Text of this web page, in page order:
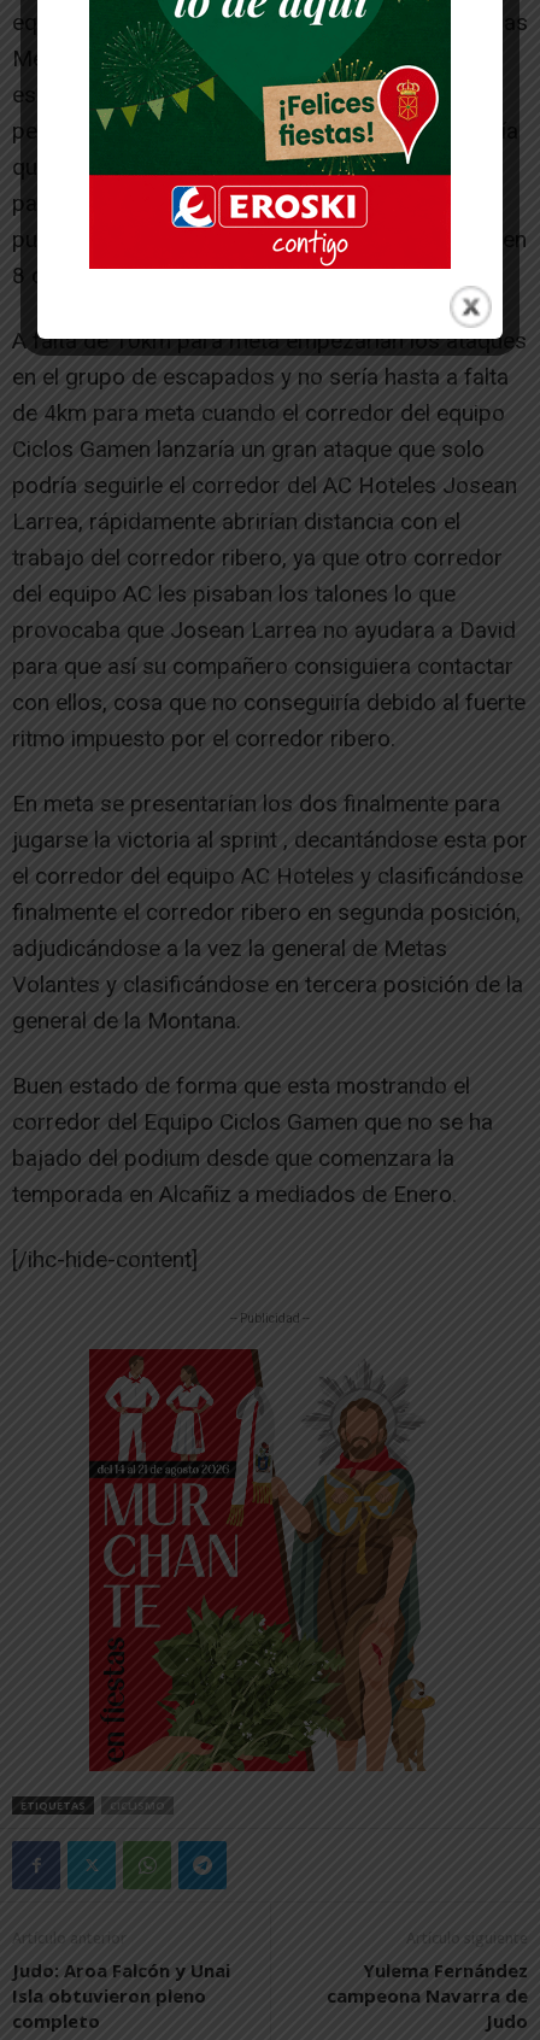
equipo Ciclos Gamen conseguiría puntuar en varias
Metas volantes presentándose este grupo de
escapados en el ultimo puerto puntuable con el
pelotón recortándoles distancia, lo que provocaría
que el grupo de escapados aumentaran el ritmo
para intentar mantener la fuga. Al coronar este
puerto el grupo de escapados se viera reducido en
8 corredores.
A falta de 10km para meta empezarían los ataques
en el grupo de escapados y no sería hasta a falta
de 4km para meta cuando el corredor del equipo
Ciclos Gamen lanzaría un gran ataque que solo
podría seguirle el corredor del AC Hoteles Josean
Larrea, rápidamente abrirían distancia con el
trabajo del corredor ribero, ya que otro corredor
del equipo AC les pisaban los talones lo que
provocaba que Josean Larrea no ayudara a David
para que así su compañero consiguiera contactar
con ellos, cosa que no conseguiría debido al fuerte
ritmo impuesto por el corredor ribero.
En meta se presentarían los dos finalmente para
jugarse la victoria al sprint , decantándose esta por
el corredor del equipo AC Hoteles y clasificándose
finalmente el corredor ribero en segunda posición,
adjudicándose a la vez la general de Metas
Volantes y clasificándose en tercera posición de la
general de la Montana.
Buen estado de forma que esta mostrando el
corredor del Equipo Ciclos Gamen que no se ha
bajado del podium desde que comenzara la
temporada en Alcañiz a mediados de Enero.
[/ihc-hide-content]
-- Publicidad --
ETIQUETAS CICLISMO
Artículo anterior
Judo: Aroa Falcón y Unai
Isla obtuvieron pleno
completo
Artículo siguiente
Yulema Fernández
campeona Navarra de
Judo